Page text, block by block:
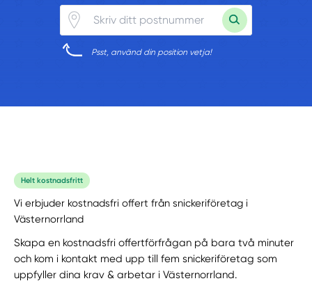
Psst, använd din position vetja!
Helt kostnadsfritt
Vi erbjuder kostnadsfri offert från snickeriföretag i
Västernorrland
Skapa en kostnadsfri offertförfrågan på bara två minuter
och kom i kontakt med upp till fem snickeriföretag som
uppfyller dina krav & arbetar i Västernorrland.